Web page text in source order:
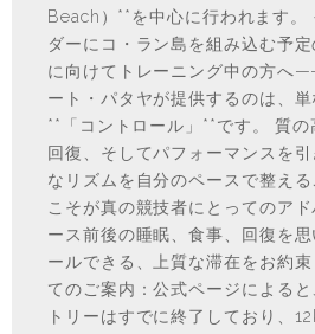
Beach）**を中心に行われます。
ダーにコ・ラン島を組み込む予
に向けてトレーニング中の方へ
ート・パタヤが提供するのは、
**「コントロール」**です。 質
回復、そしてパフォーマンスを
なリズムを自分のペースで整え
こそが真の競技者にとってのア
ース前後の睡眠、食事、回復を
ールできる、上質な滞在をお約
てのご案内：公式ページによる
トリーはすでに終了しており、